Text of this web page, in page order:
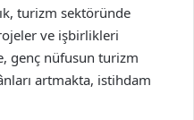
turizm sektöründe
ve işbirlikleri
genç nüfusun turizm
artmakta, istihdam